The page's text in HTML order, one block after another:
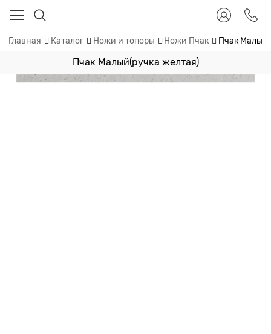
Главная Каталог Ножи и топоры Ножи Пчак Пчак
Пчак Малый(ручка желтая)